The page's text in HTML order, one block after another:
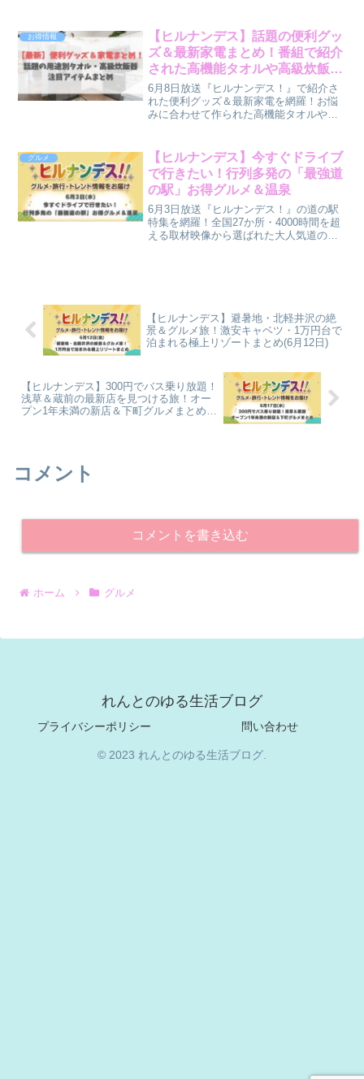
ルサンバレー伊豆長岡まで最新情報をま
とめ！
お得情報
【ヒルナンデス】話題の便利グッ
ズ＆最新家電まとめ！番組で紹介
された高機能タオルや高級炊飯器
など注目アイテム（6月8日）
6月8日放送『ヒルナンデス！』で紹介さ
れた便利グッズ＆最新家電を網羅！お悩
みに合わせて作られた高機能タオルや、
め！
グルメ
【ヒルナンデス】今すぐドライブ
で行きたい！行列多発の「最強道
の駅」お得グルメ＆温泉
6月3日放送『ヒルナンデス！』の道の駅
特集を網羅！全国27か所・4000時間を超
える取材映像から選ばれた大人気道の駅
【ヒルナンデス】避暑地・北軽井沢の絶
景＆グルメ旅！激安キャベツ・1万円台で
泊まれる極上リゾートまとめ(6月12日)
【ヒルナンデス】300円でバス乗り放題！
浅草＆蔵前の最新店を見つける旅！オー
プン1年未満の新店＆下町グルメまとめ
コメント
コメントを書き込む
ホーム グルメ
れんとのゆる生活ブログ
プライバシーポリシー 問い合わせ
© 2023 れんとのゆる生活ブログ.